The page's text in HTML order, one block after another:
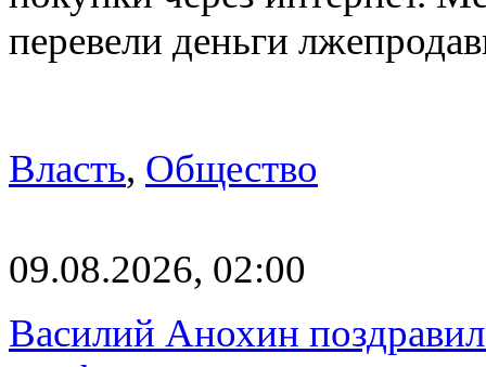
перевели деньги
Власть, Общество
09.08.2026, 02:00
Василий Анохин